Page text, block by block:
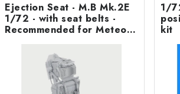
Ejection Seat - M.B Mk.2E
1/72 - with seat belts -
Recommended for Meteor
1/
kit